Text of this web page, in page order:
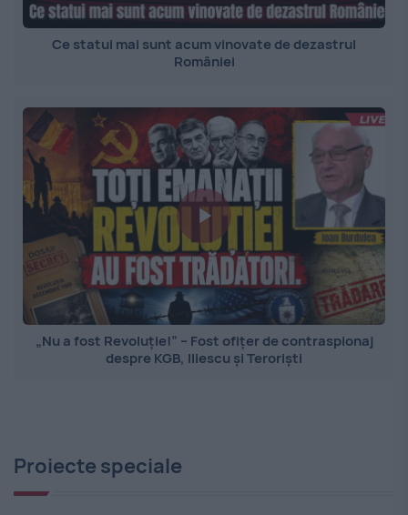
Ce statui mai sunt acum vinovate de dezastrul
României
„Nu a fost Revoluție!” – Fost ofițer de contraspionaj
despre KGB, Iliescu și Teroriști
Proiecte speciale